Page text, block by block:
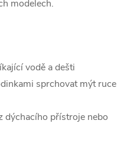
modelech.
vodě a dešti
sprchovat mýt ruce
dýchacího přístroje nebo